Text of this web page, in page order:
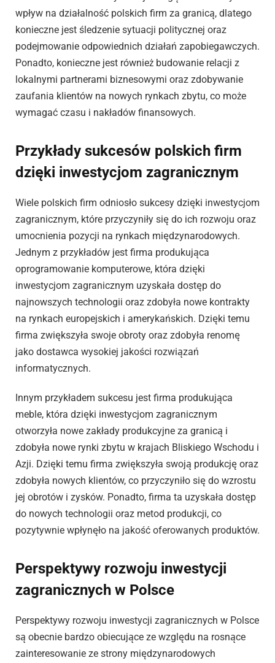
wpływ na działalność polskich firm za granicą, dlatego
konieczne jest śledzenie sytuacji politycznej oraz
podejmowanie odpowiednich działań zapobiegawczych.
Ponadto, konieczne jest również budowanie relacji z
lokalnymi partnerami biznesowymi oraz zdobywanie
zaufania klientów na nowych rynkach zbytu, co może
wymagać czasu i nakładów finansowych.
Przykłady sukcesów polskich firm
dzięki inwestycjom zagranicznym
Wiele polskich firm odniosło sukcesy dzięki inwestycjom
zagranicznym, które przyczyniły się do ich rozwoju oraz
umocnienia pozycji na rynkach międzynarodowych.
Jednym z przykładów jest firma produkująca
oprogramowanie komputerowe, która dzięki
inwestycjom zagranicznym uzyskała dostęp do
najnowszych technologii oraz zdobyła nowe kontrakty
na rynkach europejskich i amerykańskich. Dzięki temu
firma zwiększyła swoje obroty oraz zdobyła renomę
jako dostawca wysokiej jakości rozwiązań
informatycznych.
Innym przykładem sukcesu jest firma produkująca
meble, która dzięki inwestycjom zagranicznym
otworzyła nowe zakłady produkcyjne za granicą i
zdobyła nowe rynki zbytu w krajach Bliskiego Wschodu i
Azji. Dzięki temu firma zwiększyła swoją produkcję oraz
zdobyła nowych klientów, co przyczyniło się do wzrostu
jej obrotów i zysków. Ponadto, firma ta uzyskała dostęp
do nowych technologii oraz metod produkcji, co
pozytywnie wpłynęło na jakość oferowanych produktów.
Perspektywy rozwoju inwestycji
zagranicznych w Polsce
Perspektywy rozwoju inwestycji zagranicznych w Polsce
są obecnie bardzo obiecujące ze względu na rosnące
zainteresowanie ze strony międzynarodowych